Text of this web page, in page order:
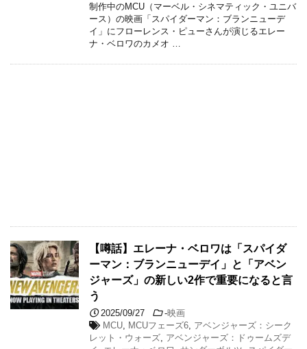
制作中のMCU（マーベル・シネマティック・ユニバ
ース）の映画「スパイダーマン：ブランニューデ
イ」にフローレンス・ピューさんが演じるエレー
ナ・ベロワのカメオ …
【噂話】エレーナ・ベロワは「スパイダ
ーマン：ブランニューデイ」と「アベン
ジャーズ」の新しい2作で重要になると言
う
2025/09/27 -映画
MCU
MCUフェーズ6
アベンジャーズ：シーク
レット・ウォーズ
アベンジャーズ：ドゥームズデ